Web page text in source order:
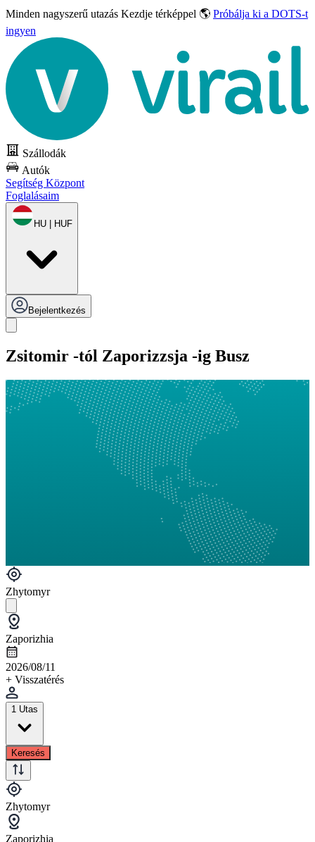
Minden nagyszerű utazás Kezdje térképpel 🌎 Próbálja ki a DOTS-t
ingyen
Szállodák
Autók
Segítség Központ
Foglalásaim
HU | HUF
Bejelentkezés
Zsitomir -tól Zaporizzsja -ig Busz
Zhytomyr
Zaporizhia
2026/08/11
+ Visszatérés
1 Utas
Keresés
Zhytomyr
Zaporizhia